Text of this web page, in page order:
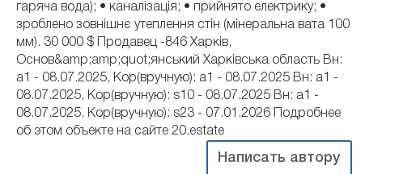
гаряча вода); • каналізація; • прийнято електрику; •
зроблено зовнішнє утеплення стін (мінеральна вата 100
мм). 30 000 $ Продавец -846 Харків,
Основ&amp;amp;quot;янський Харківська область Вн:
a1 - 08.07.2025, Кор(вручную): a1 - 08.07.2025 Вн: a1 -
08.07.2025, Кор(вручную): s10 - 08.07.2025 Вн: a1 -
08.07.2025, Кор(вручную): s23 - 07.01.2026 Подробнее
об этом объекте на сайте 20.estate
Написать автору